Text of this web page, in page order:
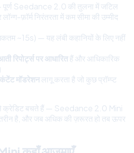
Seedance 2.0 की तुलना में जटिल
फ़ॉर्म निरंतरता में कम सीमा की उम्मीद
~15s) — यह लंबी कहानियों के लिए नहीं
रिपोर्ट्स पर आधारितहैं और आधिकारिक
कंटेंट मॉडरेशनलागू करता है जो कुछ प्रॉम्प्ट
क्रेडिट बचते हैं — Seedance 2.0 Mini
है, और जब अधिक की ज़रूरत हो तब ऊपर